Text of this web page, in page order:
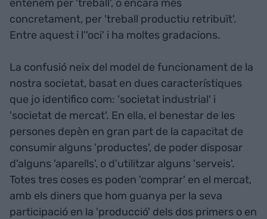
entenem per 'treball', o encara més
concretament, per 'treball productiu retribuït'.
Entre aquest i l''oci' i ha moltes gradacions.
La confusió neix del model de funcionament de la
nostra societat, basat en dues característiques
que jo identifico com: 'societat industrial' i
'societat de mercat'. En ella, el benestar de les
persones depèn en gran part de la capacitat de
consumir alguns 'productes', de poder disposar
d'alguns 'aparells', o d'utilitzar alguns 'serveis'.
Totes tres coses es poden 'comprar' en el mercat,
amb els diners que hom guanya per la seva
participació en la 'producció' dels dos primers o en